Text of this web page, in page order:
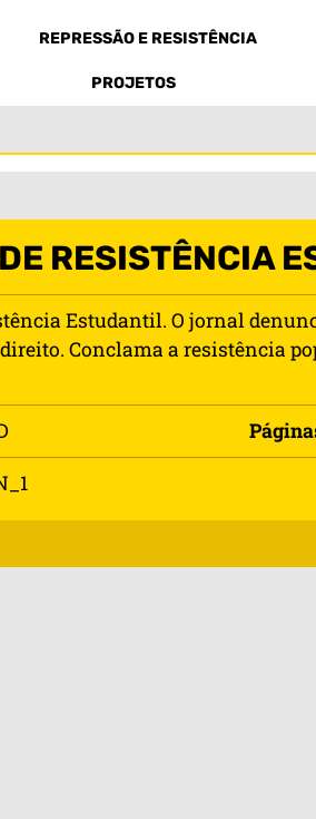
REPRESSÃO E RESISTÊNCIA
PROJETOS
RESISTÊNCIA
Estudantil. O jornal
Conclama a resistência